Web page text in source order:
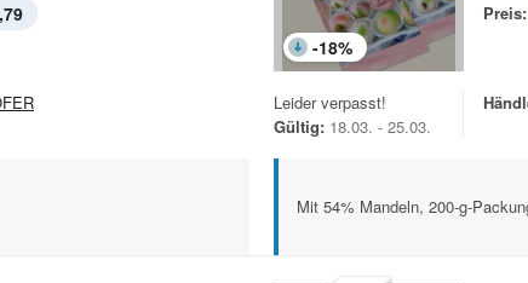
-18%
Preis:
Leider verpasst!
Gültig: 18.03. - 25.03.
Mit 54% Mandeln, 200-g-